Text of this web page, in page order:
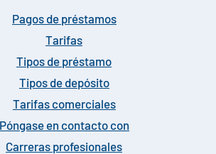
Pagos de préstamos
Tarifas
Tipos de préstamo
Tipos de depósito
Tarifas comerciales
Póngase en contacto con
Carreras profesionales